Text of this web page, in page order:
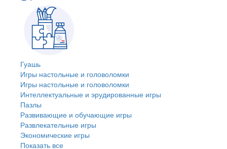
Гуашь
Игры настольные и головоломки
Игры настольные и головоломки
Интеллектуальные и эрудированные игры
Пазлы
Развивающие и обучающие игры
Развлекательные игры
Экономические игры
Показать все